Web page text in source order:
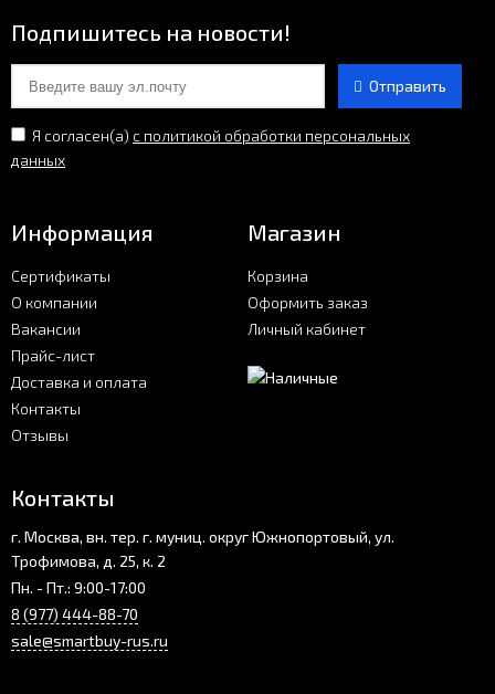
Подпишитесь на новости!
Отправить
Я согласен(a) с политикой обработки персональных
данных
Информация
Сертификаты
О компании
Вакансии
Прайс-лист
Доставка и оплата
Контакты
Отзывы
Магазин
Корзина
Оформить заказ
Личный кабинет
Контакты
г. Москва, вн. тер. г. муниц. округ Южнопортовый, ул.
Трофимова, д. 25, к. 2
Пн. - Пт.: 9:00-17:00
8 (977) 444-88-70
sale@smartbuy-rus.ru